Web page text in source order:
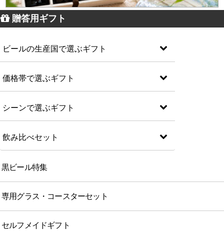
贈答用ギフト
ビールの生産国で選ぶギフト
価格帯で選ぶギフト
シーンで選ぶギフト
飲み比べセット
黒ビール特集
専用グラス・コースターセット
セルフメイドギフト